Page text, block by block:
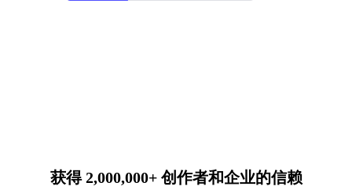
获得 2,000,000+ 创作者和企业的信赖